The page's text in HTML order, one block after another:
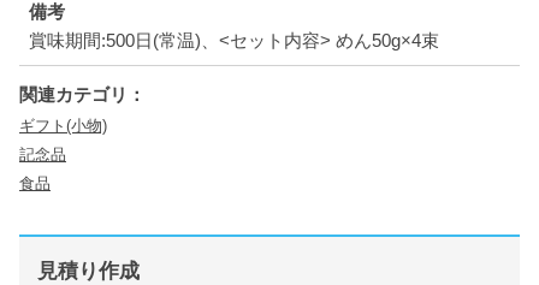
備考
賞味期間:500日(常温)、<セット内容> めん50g×4束
関連カテゴリ：
ギフト(小物)
記念品
食品
見積り作成